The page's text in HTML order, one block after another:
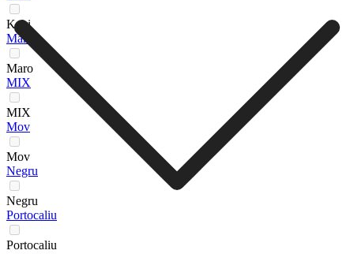
Kaki
Maro
Maro
MIX
MIX
Mov
Mov
Negru
Negru
Portocaliu
Portocaliu